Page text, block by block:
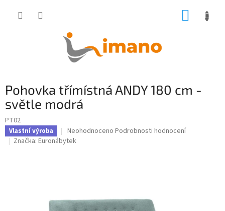
Pohovka třímístná ANDY 180 cm -
světle modrá
PT02
Vlastní výroba
Průměrné
hodnocení
hvězdiček.
Neohodnoceno Podrobnosti hodnocení
Značka: Euronábytek